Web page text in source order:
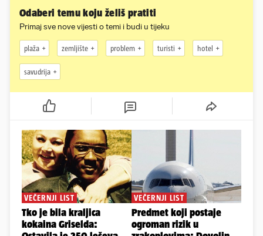
Odaberi temu koju želiš pratiti
Primaj sve nove vijesti o temi i budi u tijeku
plaža zemljište problem turisti hotel
savudrija